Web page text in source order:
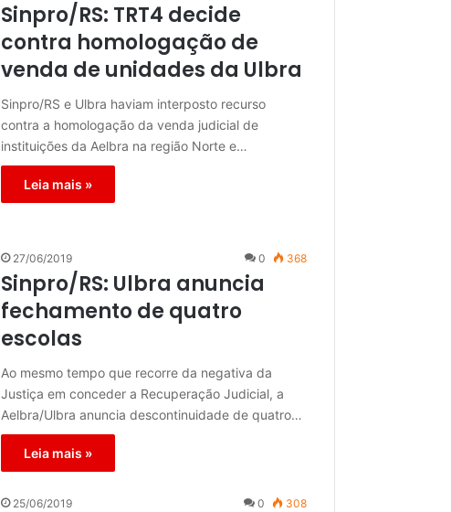
Sinpro/RS: TRT4 decide
contra homologação de
venda de unidades da Ulbra
Sinpro/RS e Ulbra haviam interposto recurso
contra a homologação da venda judicial de
instituições da Aelbra na região Norte e…
Leia mais »
27/06/2019 0 368
Sinpro/RS: Ulbra anuncia
fechamento de quatro
escolas
Ao mesmo tempo que recorre da negativa da
Justiça em conceder a Recuperação Judicial, a
Aelbra/Ulbra anuncia descontinuidade de quatro…
Leia mais »
25/06/2019 0 308